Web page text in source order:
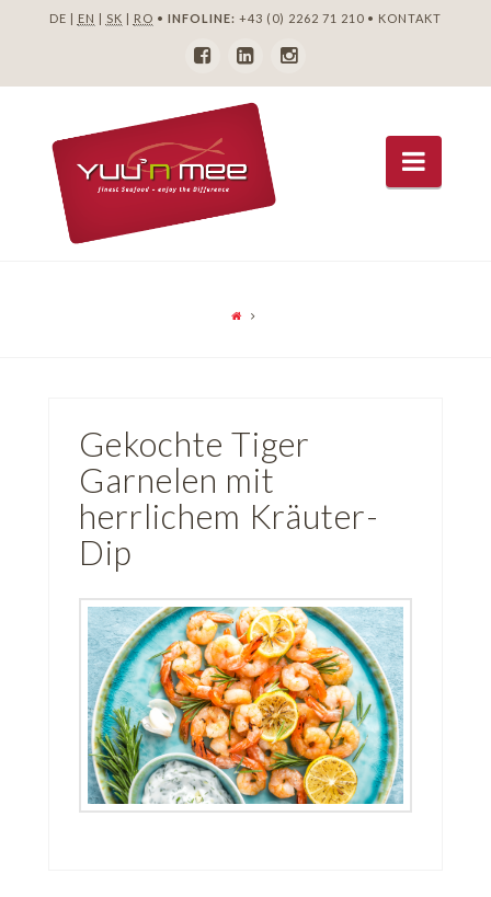
DE | EN | SK | RO • INFOLINE: +43 (0) 2262 71 210• KONTAKT
Gekochte Tiger
Garnelen mit
herrlichem Kräuter-
Dip